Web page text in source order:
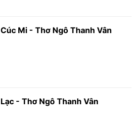
Cúc Mi - Thơ Ngô Thanh Vân
Lạc - Thơ Ngô Thanh Vân